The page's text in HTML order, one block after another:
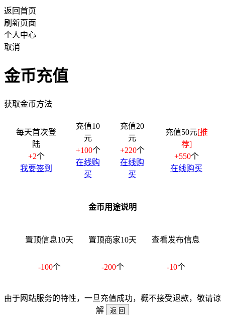
返回首页
刷新页面
个人中心
取消
金币充值
获取金币方法
每天首次登
陆
+2个
我要签到
充值10
元
+100个
在线购
买
充值20
元
+220个
在线购
买
充值50元[推
荐]
+550个
在线购买
金币用途说明
置顶信息10天 置顶商家10天 查看发布信息
-100个 -200个 -10个
由于网站服务的特性，一旦充值成功，概不接受退款，敬请谅
解